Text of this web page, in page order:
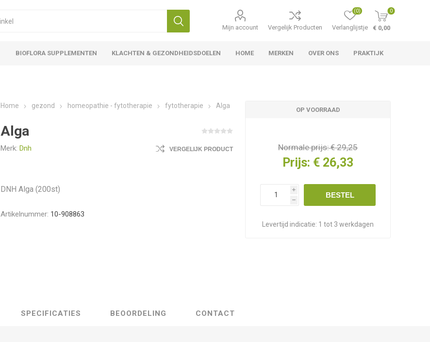
Mijn account Vergelijk Producten Verlanglijstje
(0) 0
€ 0,00
BIOFLORA SUPPLEMENTEN KLACHTEN & GEZONDHEIDSDOELEN HOME MERKEN OVER ONS PRAKTIJK
Home gezond homeopathie - fytotherapie fytotherapie Alga
Alga
Merk: Dnh VERGELIJK PRODUCT
DNH Alga (200st)
Artikelnummer: 10-908863
OP VOORRAAD
Normale prijs:€ 29,25
Prijs: € 26,33
i
h
BESTEL
Levertijd indicatie: 1 tot 3 werkdagen
SPECIFICATIES BEOORDELING CONTACT